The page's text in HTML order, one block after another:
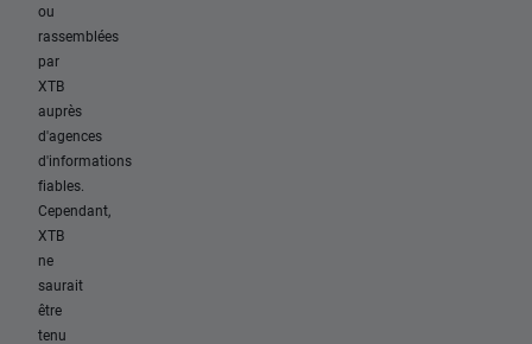
ou
rassemblées
par
XTB
auprès
d'agences
d'informations
fiables.
Cependant,
XTB
ne
saurait
être
tenu